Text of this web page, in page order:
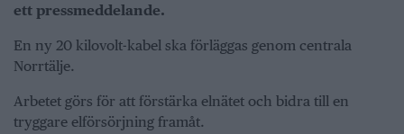
ett pressmeddelande.
En ny 20 kilovolt-kabel ska förläggas genom centrala
Norrtälje.
Arbetet görs för att förstärka elnätet och bidra till en
tryggare elförsörjning framåt.